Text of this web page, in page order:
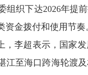
织下达2026年提
金拨付和使用节奏
李超表示，国家
至海口跨海轮渡